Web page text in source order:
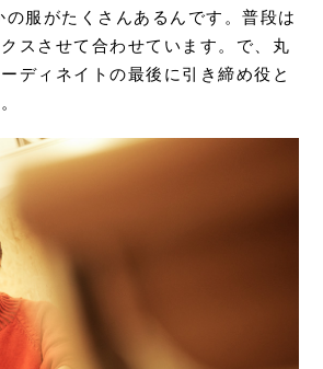
服がたくさんあるんです。普段は
スさせて合わせています。で、丸
ディネイトの最後に引き締め役と